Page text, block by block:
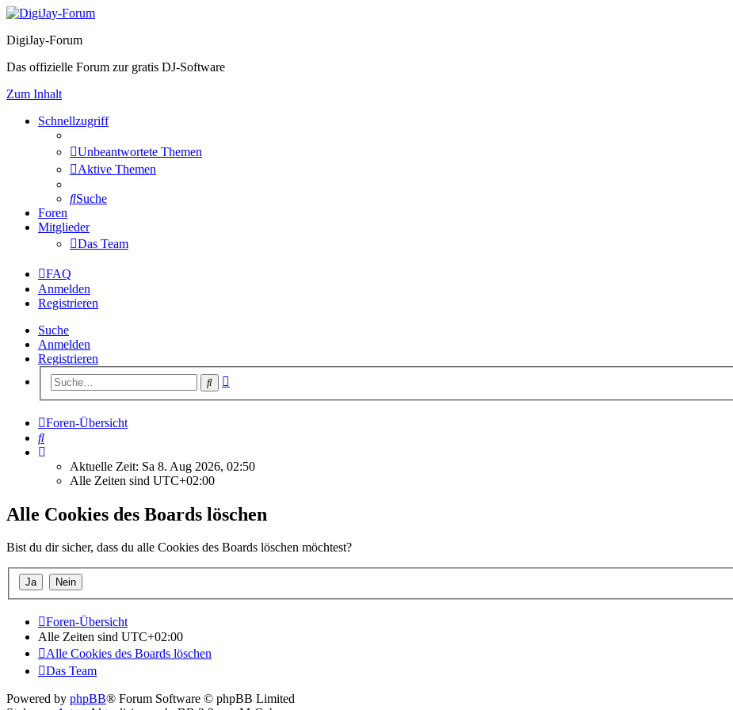
DigiJay-Forum
Das offizielle Forum zur gratis DJ-Software
Zum Inhalt
Schnellzugriff
Unbeantwortete Themen
Aktive Themen
Suche
Foren
Mitglieder
Das Team
FAQ
Anmelden
Registrieren
Suche
Anmelden
Registrieren
Suche
Foren-Übersicht
Suche
Aktuelle Zeit: Sa 8. Aug 2026, 02:50
Alle Zeiten sind UTC+02:00
Alle Cookies des Boards löschen
Bist du dir sicher, dass du alle Cookies des Boards löschen möchtest?
Foren-Übersicht
Alle Zeiten sind UTC+02:00
Alle Cookies des Boards löschen
Das Team
Powered by phpBB® Forum Software © phpBB Limited